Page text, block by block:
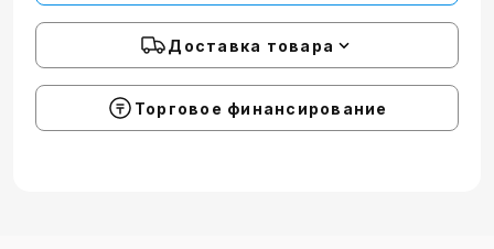
Доставка товара
Торговое финансирование